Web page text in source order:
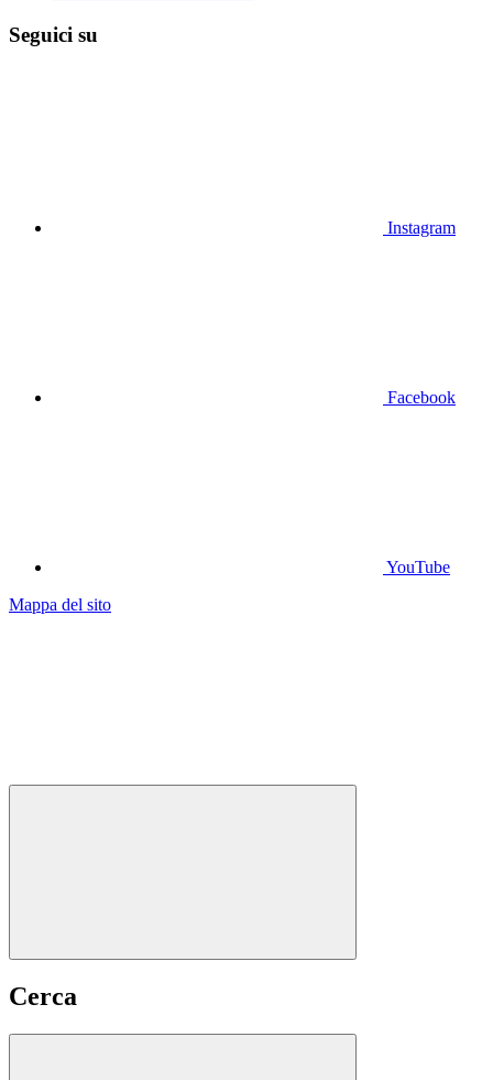
Seguici su
Instagram
Facebook
YouTube
Mappa del sito
Cerca